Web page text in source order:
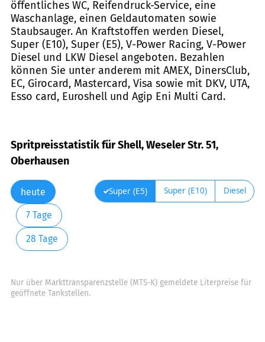
öffentliches WC, Reifendruck-Service, eine
Waschanlage, einen Geldautomaten sowie
Staubsauger. An Kraftstoffen werden Diesel,
Super (E10), Super (E5), V-Power Racing, V-Power
Diesel und LKW Diesel angeboten. Bezahlen
können Sie unter anderem mit AMEX, DinersClub,
EC, Girocard, Mastercard, Visa sowie mit DKV, UTA,
Esso card, Euroshell und Agip Eni Multi Card.
Spritpreisstatistik für Shell, Weseler Str. 51,
Oberhausen
heute
7 Tage
28 Tage
Super (E5) Super (E10) Diesel
Nur über Markttransparenzstelle (MTS-K) gemeldete Literpreise für
geöffnete Tankstellen.